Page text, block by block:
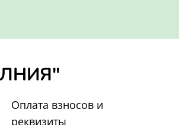
Оплата взносов и
реквизиты